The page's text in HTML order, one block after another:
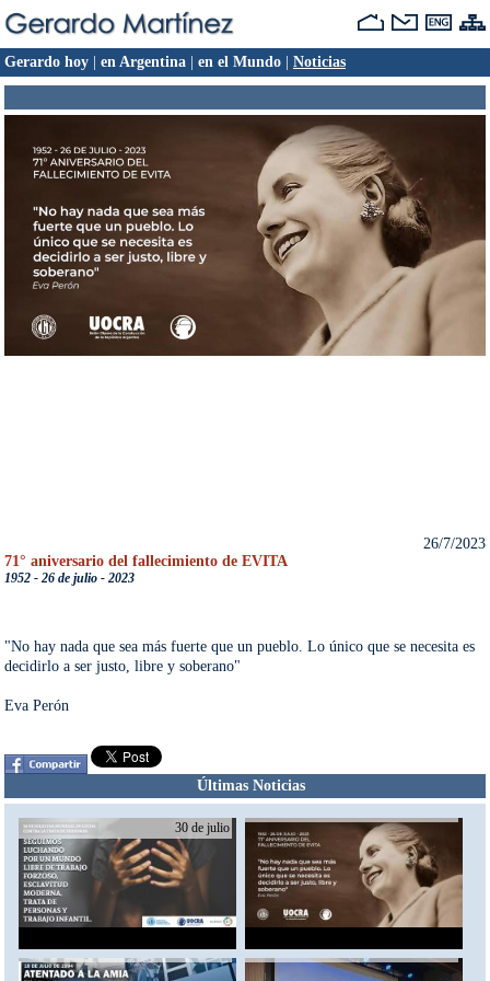
Gerardo hoy en Argentina en el Mundo Noticias
26/7/2023
71° aniversario del fallecimiento de EVITA
1952 - 26 de julio - 2023
"No hay nada que sea más fuerte que un pueblo. Lo único que se necesita es
decidirlo a ser justo, libre y soberano"
Eva Perón
Últimas Noticias
30 de julio
30/7/2023
Día Mundial De Lucha
Contra La Trata De Personas
Abrir nota
26/7/2023
71° aniversario del
fallecimiento de EVITA
Abrir nota
18/7/2023 11/7/2023